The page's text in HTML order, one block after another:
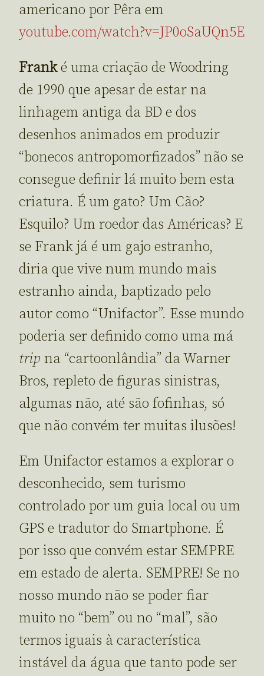
americano por Pêra em
youtube.com/watch?v=JP0oSaUQn5E
Franké uma criação de Woodring
de 1990 que apesar de estar na
linhagem antiga da BD e dos
desenhos animados em produzir
“bonecos antropomorfizados” não se
consegue definir lá muito bem esta
criatura. É um gato? Um Cão?
Esquilo? Um roedor das Américas? E
se Frank já é um gajo estranho,
diria que vive num mundo mais
estranho ainda, baptizado pelo
autor como “Unifactor”. Esse mundo
poderia ser definido como uma má
trip na “cartoonlândia” da Warner
Bros, repleto de figuras sinistras,
algumas não, até são fofinhas, só
que não convém ter muitas ilusões!
Em Unifactor estamos a explorar o
desconhecido, sem turismo
controlado por um guia local ou um
GPS e tradutor do Smartphone. É
por isso que convém estar SEMPRE
em estado de alerta. SEMPRE! Se no
nosso mundo não se poder fiar
muito no “bem” ou no “mal”, são
termos iguais à característica
instável da água que tanto pode ser